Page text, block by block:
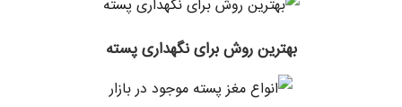
بهترین روش برای نگهداری پسته